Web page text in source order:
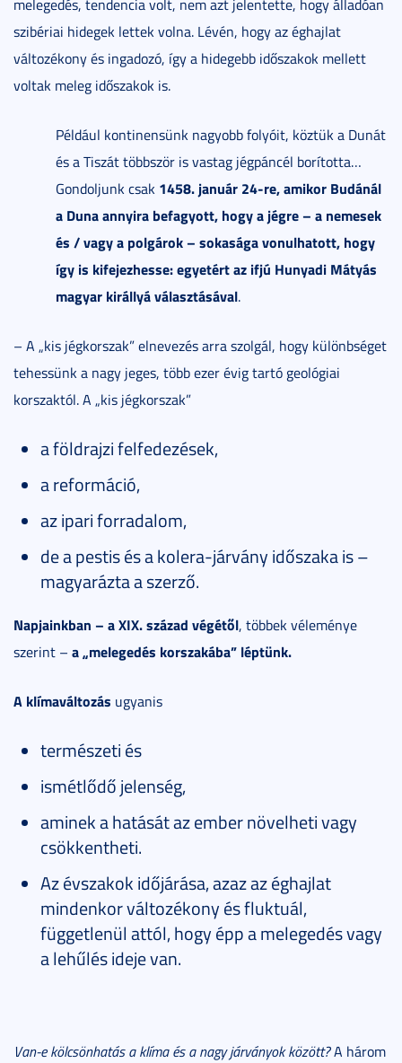
melegedés, tendencia volt, nem azt jelentette, hogy álladóan
szibériai hidegek lettek volna. Lévén, hogy az éghajlat
változékony és ingadozó, így a hidegebb időszakok mellett
voltak meleg időszakok is.
Például kontinensünk nagyobb folyóit, köztük a Dunát
és a Tiszát többször is vastag jégpáncél borította…
Gondoljunk csak 1458. január 24-re, amikor Budánál
a Duna annyira befagyott, hogy a jégre– a nemesek
és / vagy a polgárok – sokasága vonulhatott, hogy
így is kifejezhesse: egyetértaz ifjú Hunyadi Mátyás
magyar királlyá választásával.
– A „kis jégkorszak” elnevezés arra szolgál, hogy különbséget
tehessünk a nagy jeges, több ezer évig tartó geológiai
korszaktól. A „kis jégkorszak”
a földrajzi felfedezések,
a reformáció,
az ipari forradalom,
de a pestis és a kolera-járvány időszaka is –
magyarázta a szerző.
Napjainkban – a XIX. század végétől, többek véleménye
szerint – a „melegedés korszakába” léptünk.
A klímaváltozás ugyanis
természeti és
ismétlődő jelenség,
aminek a hatását az ember növelheti vagy
csökkentheti.
Az évszakok időjárása, azaz az éghajlat
mindenkor változékony és fluktuál,
függetlenül attól, hogy épp a melegedés vagy
a lehűlés ideje van.
Van-e kölcsönhatás a klíma és a nagy járványok között?A három